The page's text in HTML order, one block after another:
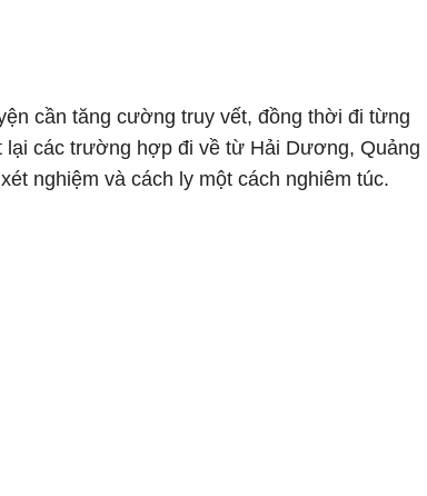
cần tăng cường truy vết, đồng thời đi từng
lại các trường hợp đi về từ Hải Dương, Quảng
nghiệm và cách ly một cách nghiêm túc.